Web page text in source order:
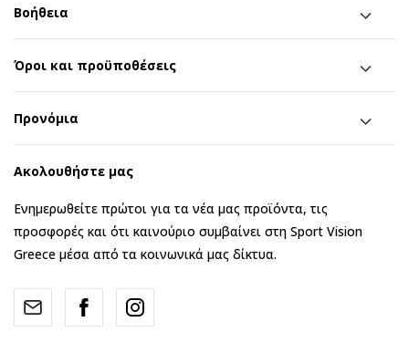
Βοήθεια
Όροι και προϋποθέσεις
Προνόμια
Ακολουθήστε μας
Ενημερωθείτε πρώτοι για τα νέα μας προϊόντα, τις
προσφορές και ότι καινούριο συμβαίνει στη Sport Vision
Greece μέσα από τα κοινωνικά μας δίκτυα.